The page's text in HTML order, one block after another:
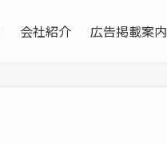
会社紹介 広告掲載案内